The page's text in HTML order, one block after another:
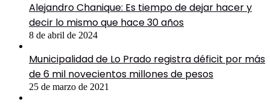
Alejandro Chanique: Es tiempo de dejar hacer y
decir lo mismo que hace 30 años
8 de abril de 2024
Municipalidad de Lo Prado registra déficit por más
de 6 mil novecientos millones de pesos
25 de marzo de 2021